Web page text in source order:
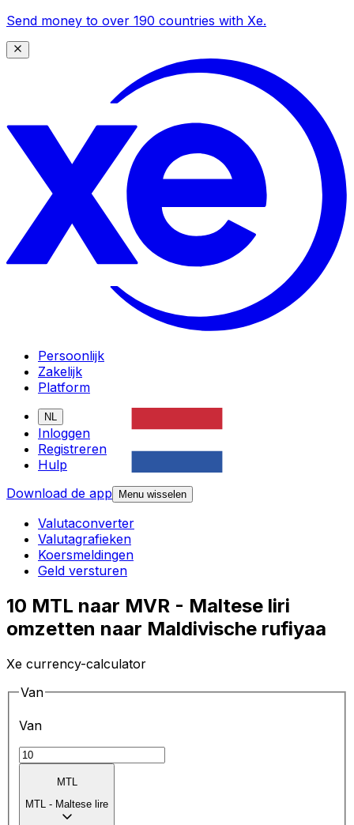
Send money to over 190 countries with Xe.
Persoonlijk
Zakelijk
Platform
NL
Inloggen
Registreren
Hulp
Download de app
Menu wisselen
Valutaconverter
Valutagrafieken
Koersmeldingen
Geld versturen
10 MTL naar MVR - Maltese liri
omzetten naar Maldivische rufiyaa
Xe currency-calculator
Van
Van
MTL
MTL - Maltese lire